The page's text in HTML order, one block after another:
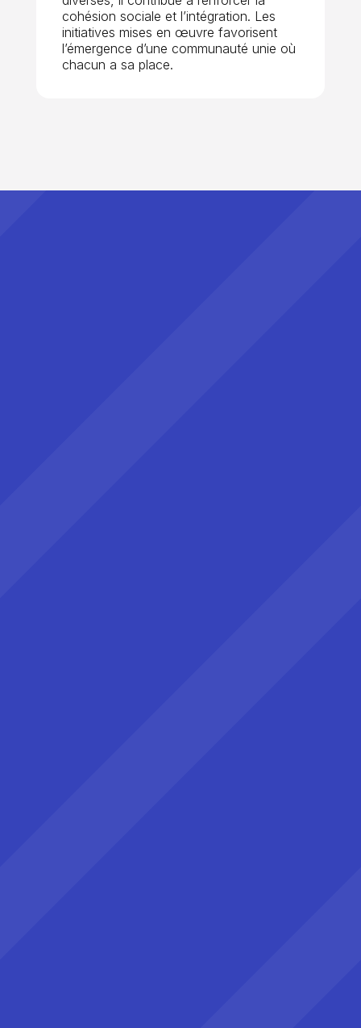
cohésion sociale et l’intégration. Les
initiatives mises en œuvre favorisent
l’émergence d’une communauté unie où
chacun a sa place.